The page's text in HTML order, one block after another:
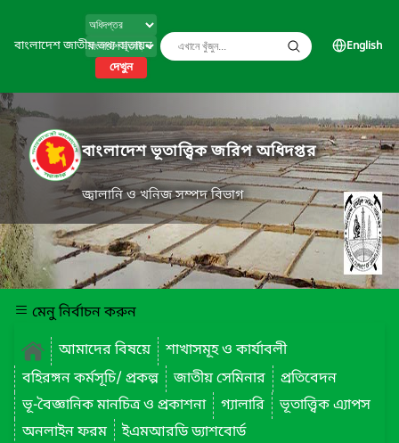
বাংলাদেশ জাতীয় তথ্য বাতায়ন
দেখুন
English
বাংলাদেশ ভূতাত্ত্বিক জরিপ অধিদপ্তর
জ্বালানি ও খনিজ সম্পদ বিভাগ
মেনু নির্বাচন করুন
আমাদের বিষয়ে
শাখাসমূহ ও কার্যাবলী
বহিরঙ্গন কর্মসূচি/ প্রকল্প
জাতীয় সেমিনার
প্রতিবেদন
ভূ-বৈজ্ঞানিক মানচিত্র ও প্রকাশনা
গ্যালারি
ভূতাত্ত্বিক এ্যাপস
অনলাইন ফরম
ইএমআরডি ড্যাশবোর্ড